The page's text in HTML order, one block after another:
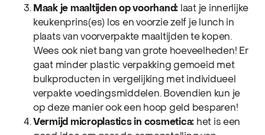
Maak je maaltijden op voorhand: laat je innerlijke
keukenprins(es) los en voorzie zelf je lunch in
plaats van voorverpakte maaltijden te kopen.
Wees ook niet bang van grote hoeveelheden! Er
gaat minder plastic verpakking gemoeid met
bulkproducten in vergelijking met individueel
verpakte voedingsmiddelen. Bovendien kun je
op deze manier ook een hoop geld besparen!
Vermijd microplastics in cosmetica: het is een